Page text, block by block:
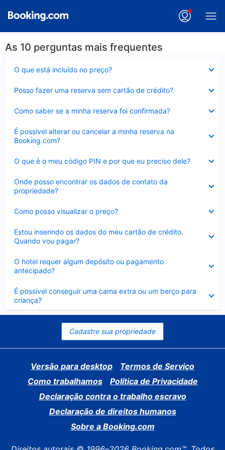
As 10 perguntas mais frequentes
O que está incluído no preço?
Posso fazer uma reserva sem cartão de crédito?
Como saber se a minha reserva foi confirmada?
É possível alterar ou cancelar a minha reserva na
Booking.com?
Contraído
O que é o meu código PIN e por que eu preciso dele?
Onde posso encontrar os dados de contato da
propriedade?
Como posso visualizar o preço?
Estou inserindo os dados do meu cartão de crédito.
Quando vou pagar?
O hotel requer algum depósito ou pagamento
antecipado?
É possível conseguir uma cama extra ou um berço para
criança?
Contraído
Cadastre sua propriedade
Versão para desktop
Termos de Serviço
Como trabalhamos
Política de Privacidade
Declaração contra o trabalho escravo
Declaração de direitos humanos
Sobre a Booking.com